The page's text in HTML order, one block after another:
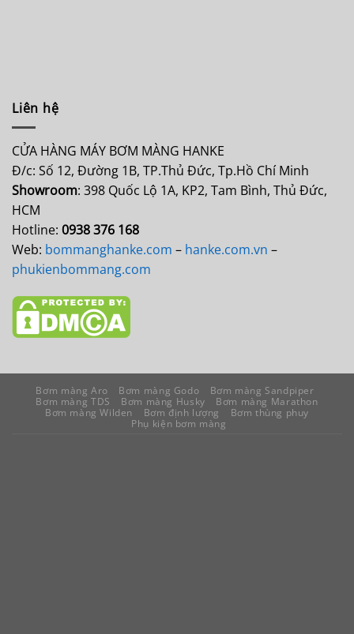
Liên hệ
CỬA HÀNG MÁY BƠM MÀNG HANKE
Đ/c: Số 12, Đường 1B, TP.Thủ Đức, Tp.Hồ Chí Minh
Showroom: 398 Quốc Lộ 1A, KP2, Tam Bình, Thủ Đức,
HCM
Hotline: 0938 376 168
Web: bommanghanke.com – hanke.com.vn –
phukienbommang.com
Bơm màng Aro Bơm màng Godo
Bơm màng Sandpiper
Bơm màng TDS
Bơm màng Husky
Bơm màng Marathon
Bơm màng Wilden
Bơm định lượng
Bơm thùng phuy
Phụ kiện bơm màng